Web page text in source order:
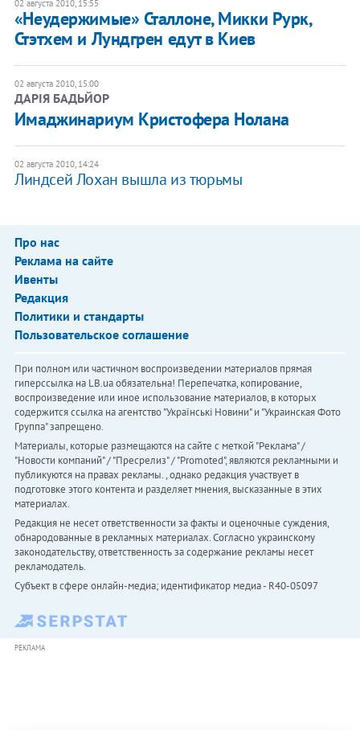
02 августа 2010, 15:55
«Неудержимые» Сталлоне, Микки Рурк,
Стэтхем и Лундгрен едут в Киев
02 августа 2010, 15:00
ДАРІЯ БАДЬЙОР
Имаджинариум Кристофера Нолана
02 августа 2010, 14:24
Линдсей Лохан вышла из тюрьмы
Про нас
Реклама на сайте
Ивенты
Редакция
Политики и стандарты
Пользовательское соглашение
При полном или частичном воспроизведении материалов прямая
гиперссылка на LB.ua обязательна! Перепечатка, копирование,
воспроизведение или иное использование материалов, в которых
содержится ссылка на агентство "Українськi Новини" и "Украинская Фото
Группа" запрещено.
Материалы, которые размещаются на сайте с меткой "Реклама" /
"Новости компаний" / "Пресрелиз" / "Promoted", являются рекламными и
публикуются на правах рекламы. , однако редакция участвует в
подготовке этого контента и разделяет мнения, высказанные в этих
материалах.
Редакция не несет ответственности за факты и оценочные суждения,
обнародованные в рекламных материалах. Согласно украинскому
законодательству, ответственность за содержание рекламы несет
рекламодатель.
Субъект в сфере онлайн-медиа; идентификатор медиа - R40-05097
РЕКЛАМА